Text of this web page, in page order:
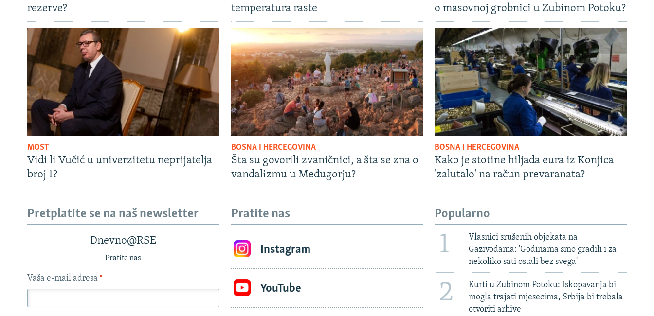
rezerve?
temperatura raste
o masovnoj grobnici u Zubinom Potoku?
MOST
Vidi li Vučić u univerzitetu neprijatelja
broj 1?
BOSNA I HERCEGOVINA
Šta su govorili zvaničnici, a šta se zna o
vandalizmu u Međugorju?
BOSNA I HERCEGOVINA
Kako je stotine hiljada eura iz Konjica
'zalutalo' na račun prevaranata?
Pretplatite se na naš newsletter
Dnevno@RSE
Pratite nas
Vaša e-mail adresa *
Pratite nas
Instagram
YouTube
Popularno
1
Vlasnici srušenih objekata na
Gazivodama: 'Godinama smo gradili i za
nekoliko sati ostali bez svega'
2
Kurti u Zubinom Potoku: Iskopavanja bi
mogla trajati mjesecima, Srbija bi trebala
otvoriti arhive